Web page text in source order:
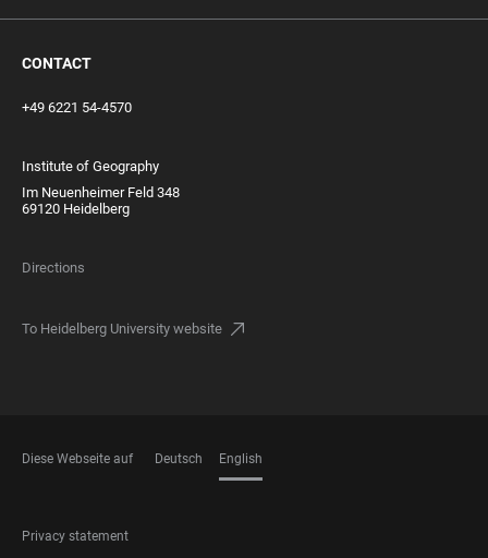
CONTACT
+49 6221 54-4570
Institute of Geography
Im Neuenheimer Feld 348
69120 Heidelberg
Directions
To Heidelberg University website
Diese Webseite auf Deutsch English
FOOTER
Privacy statement